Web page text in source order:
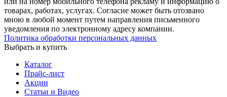
товарах, работах, услугах. Согласие может быть отозвано
мною в любой момент путем направления письменного
уведомления по электронному адресу компании.
Политика обработки персональных данных
Выбрать и купить
Каталог
Прайс-лист
Акции
Статьи и Видео